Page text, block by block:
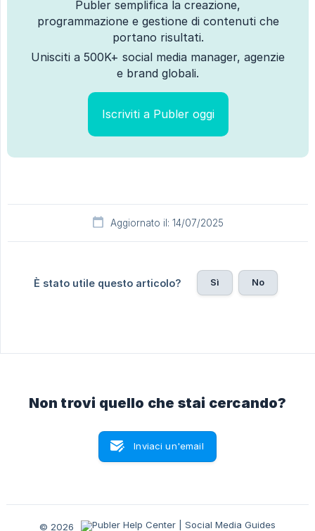
Publer semplifica la creazione,
programmazione e gestione di contenuti che
portano risultati.
Unisciti a 500K+ social media manager, agenzie
e brand globali.
Iscriviti a Publer oggi
Aggiornato il: 14/07/2025
È stato utile questo articolo? Sì No
Non trovi quello che stai cercando?
Inviaci un'email
© 2026